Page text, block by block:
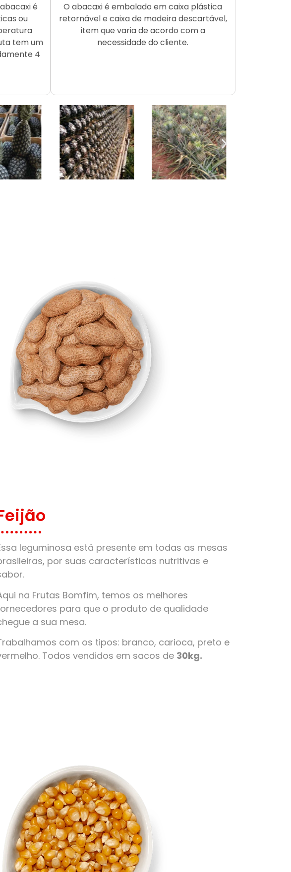
é
ou
tem um
4
O abacaxi é embalado em caixa plástica
retornável e caixa de madeira descartável,
item que varia de acordo com a
necessidade do cliente.
leguminosa está presente em todas as mesas
por suas características nutritivas e
na Frutas Bomfim, temos os melhores
para que o produto de qualidade
a sua mesa.
com os tipos: branco, carioca, preto e
Todos vendidos em sacos de 30kg.